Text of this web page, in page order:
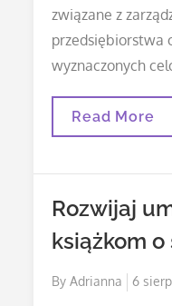
związane z
przedsiębiorstwa
wyznaczonych
Biografie
Inspirują
Działania
Read More
Rozwijaj
książkom
ByAdrianna
Posted
6